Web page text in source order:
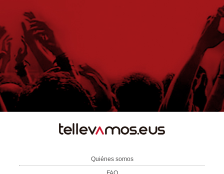
Quiénes somos